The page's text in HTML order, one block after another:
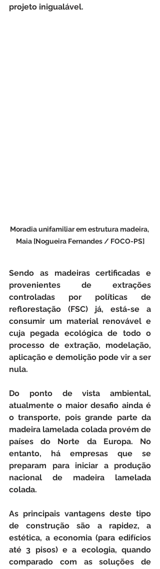
projeto inigualável.
Moradia unifamiliar em estrutura madeira,
Maia [Nogueira Fernandes / FOCO-PS]
Sendo as madeiras certificadas e
provenientes de extrações
controladas por políticas de
reflorestação (FSC) já, está-se a
consumir um material renovável e
cuja pegada ecológica de todo o
processo de extração, modelação,
aplicação e demolição pode vir a ser
nula.
Do ponto de vista ambiental,
atualmente o maior desafio ainda é
o transporte, pois grande parte da
madeira lamelada colada provém de
países do Norte da Europa. No
entanto, há empresas que se
preparam para iniciar a produção
nacional de madeira lamelada
colada.
As principais vantagens deste tipo
de construção são a rapidez, a
estética, a economia (para edifícios
até 3 pisos) e a ecologia, quando
comparado com as soluções de